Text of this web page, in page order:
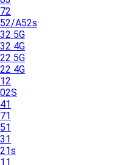
A52s
5G
4G
5G
4G